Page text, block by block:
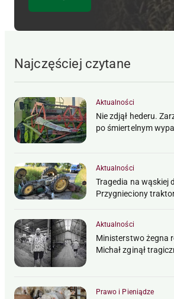
Najczęściej czytane
Aktualności
Nie zdjął hederu.
po śmiertelnym
Aktualności
Tragedia na wąskiej
Przygnieciony
Aktualności
Ministerstwo żegna
Michał zginął
Prawo i Pieniądze